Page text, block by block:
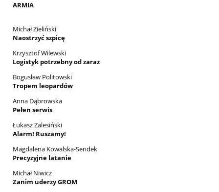
ARMIA
Michał Zieliński
Naostrzyć szpicę
Krzysztof Wilewski
Logistyk potrzebny od zaraz
Bogusław Politowski
Tropem leopardów
Anna Dąbrowska
Pełen serwis
Łukasz Zalesiński
Alarm! Ruszamy!
Magdalena Kowalska-Sendek
Precyzyjne latanie
Michał Niwicz
Zanim uderzy GROM